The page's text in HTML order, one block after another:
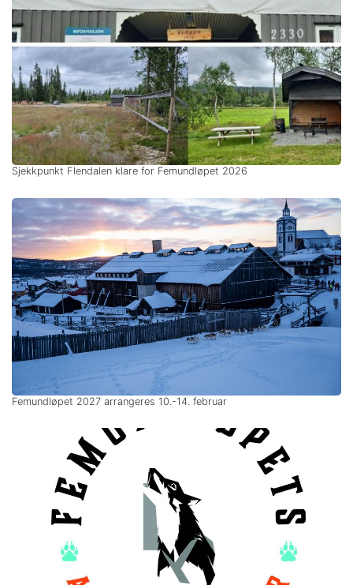
Sjekkpunkt Flendalen klare for Femundløpet 2026
Femundløpet 2027 arrangeres 10.-14. februar